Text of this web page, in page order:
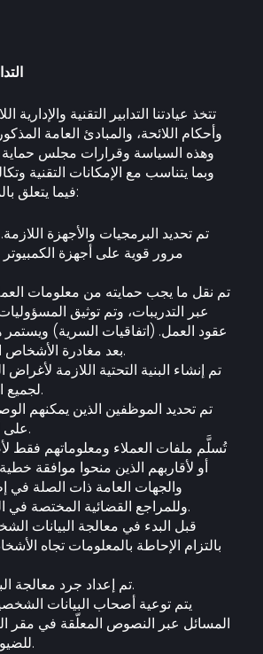
وهذه السياسة وقرارات مجلس حماية
وبما يتناسب مع الإمكانات التقنية
فيما يتعلق بالمسائل المبينة أدناه:
تم تحديد البرمجيات والأجهزة
مرور قوية على أجهزة
تم نقل ما يجب حمايته من معلومات
عبر التدريبات، وتم توثيق
عقود العمل. (اتفاقيات السرية) ويستمر
بعد مغادرة الأشخاص المعنيين لعملهم.
تم إنشاء البنية التحتية اللازمة
لجميع البيانات المقدمة.
تم تحديد الموظفين الذين يمكنهم
على أجهزة الكمبيوتر.
تُسلَّم ملفات العملاء ومعلوماتهم فقط
أو لأقاربهم الذين منحوا موافقة
والجهات العامة ذات الصلة في
وللمراجع القضائية المختصة في الحالات القضائية.
قبل البدء في معالجة البيانات
بالتزام الإحاطة بالمعلومات تجاه
تم إعداد جرد معالجة البيانات الشخصية.
يتم توعية أصحاب البيانات
المسائل عبر النصوص المعلّقة في مقر
للضيوف بطرق أخرى.